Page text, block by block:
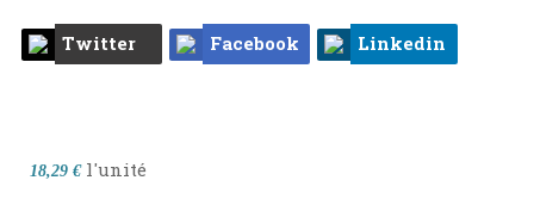
Twitter Facebook Linkedin
18,29 € l'unité